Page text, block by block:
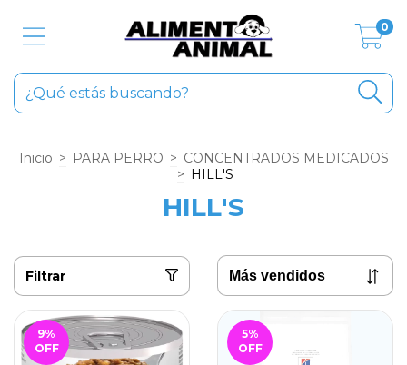
0
Inicio > PARA PERRO > CONCENTRADOS MEDICADOS
> HILL'S
HILL'S
Filtrar
9%
OFF
5%
OFF